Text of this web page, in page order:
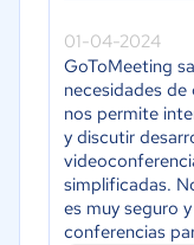
01-04-2024
GoToMeeting
necesidades
nos permite
y discutir
simplificadas.
es muy seguro
conferencias